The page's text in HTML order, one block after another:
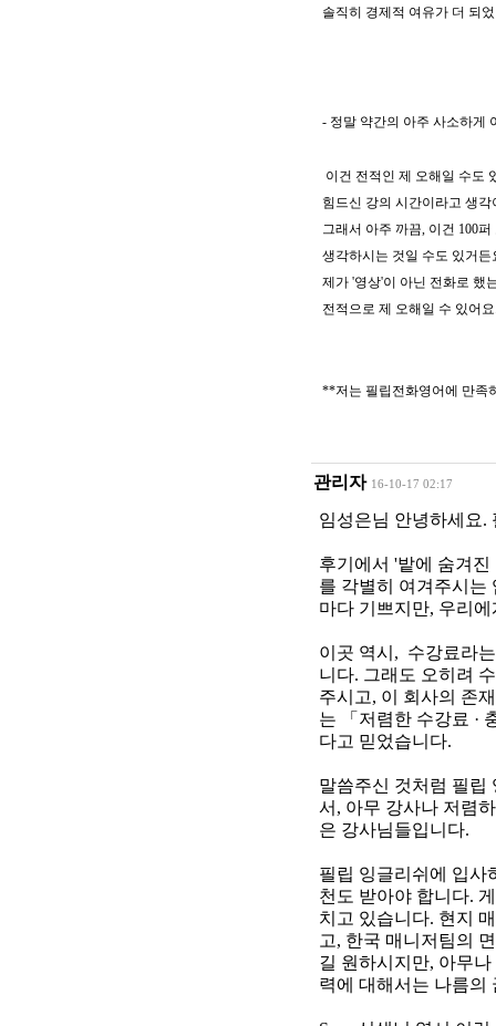
솔직히 경제적 여유가 더 되
- 정말 약간의 아주 사소하게
이건 전적인 제 오해일 수도
힘드신 강의 시간이라고 생각
그래서 아주 까끔, 이건 100
생각하시는 것일 수도 있거든
제가 '영상'이 아닌 전화로 했
전적으로 제 오해일 수 있어
**저는 필립전화영어에 만족
관리자 16-10-17 02:17
임성은님 안녕하세요.
후기에서 '밭에 숨겨
를 각별히 여겨주시는
마다 기쁘지만, 우리
이곳 역시, 수강료라
니다. 그래도 오히려
주시고, 이 회사의 존
는 「저렴한 수강료 ·
다고 믿었습니다.
말씀주신 것처럼 필립
서, 아무 강사나 저렴
은 강사님들입니다.
필립 잉글리쉬에 입사
천도 받아야 합니다.
치고 있습니다. 현지
고, 한국 매니저팀의
길 원하시지만, 아무
력에 대해서는 나름의